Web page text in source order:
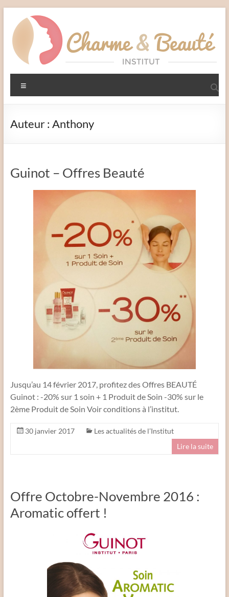
contenu
Charme
et
Beauté
Auteur : Anthony
Guinot – Offres Beauté
Jusqu’au 14 février 2017, profitez des Offres BEAUTÉ
Guinot : -20% sur 1 soin + 1 Produit de Soin -30% sur le
2ème Produit de Soin Voir conditions à l’institut.
30 janvier 2017
Les actualités de l’Institut
Lire la suite
Offre Octobre-Novembre 2016 :
Aromatic offert !